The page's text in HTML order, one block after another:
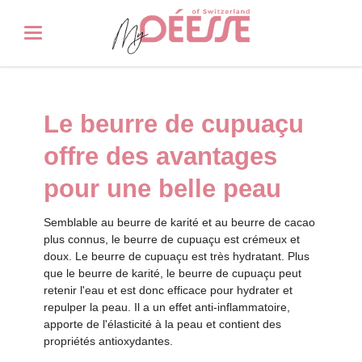
Le beurre de cupuaçu
offre des avantages
pour une belle peau
Semblable au beurre de karité et au beurre de cacao
plus connus, le beurre de cupuaçu est crémeux et
doux. Le beurre de cupuaçu est très hydratant. Plus
que le beurre de karité, le beurre de cupuaçu peut
retenir l'eau et est donc efficace pour hydrater et
repulper la peau. Il a un effet anti-inflammatoire,
apporte de l'élasticité à la peau et contient des
propriétés antioxydantes.